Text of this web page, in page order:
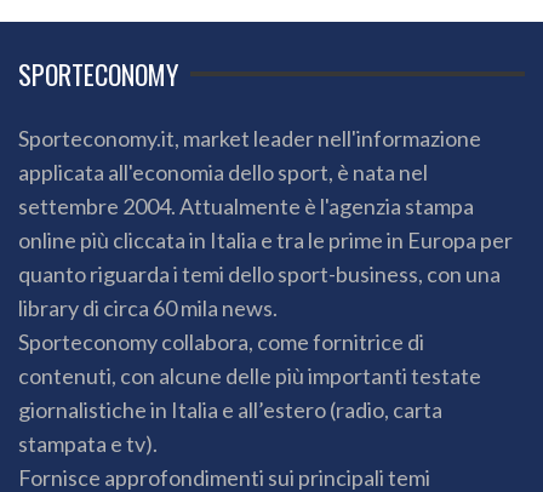
SPORTECONOMY
Sporteconomy.it, market leader nell'informazione
applicata all'economia dello sport, è nata nel
settembre 2004. Attualmente è l'agenzia stampa
online più cliccata in Italia e tra le prime in Europa per
quanto riguarda i temi dello sport-business, con una
library di circa 60 mila news.
Sporteconomy collabora, come fornitrice di
contenuti, con alcune delle più importanti testate
giornalistiche in Italia e all’estero (radio, carta
stampata e tv).
Fornisce approfondimenti sui principali temi